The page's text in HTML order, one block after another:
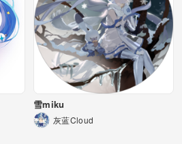
雪miku
灰蓝Cloud